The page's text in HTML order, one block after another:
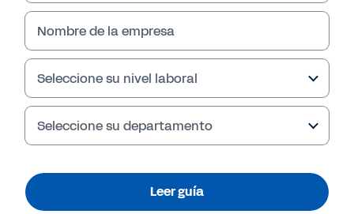
Leer guía
Nombre de la empresa
Seleccione su nivel laboral
Seleccione su departamento
Leer guía